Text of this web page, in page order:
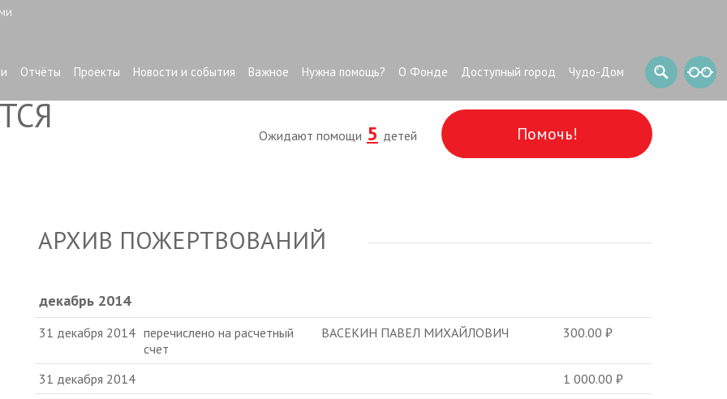
Отчёты Проекты Новости и события Важное Нужна помощь? О Фонде Доступный город Чудо-Дом
Ожидают помощи 5 детей Помочь!
АРХИВ ПОЖЕРТВОВАНИЙ
декабрь 2014
31 декабря 2014 перечислено на расчетный
счет
ВАСЕКИН ПАВЕЛ МИХАЙЛОВИЧ 300.00₽
31 декабря 2014 1 000.00₽